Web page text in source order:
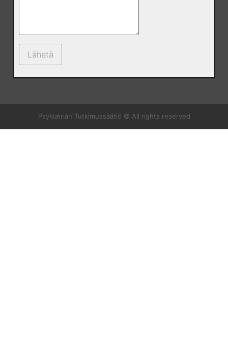
Psykiatrian Tutkimussäätiö © All rights reserved